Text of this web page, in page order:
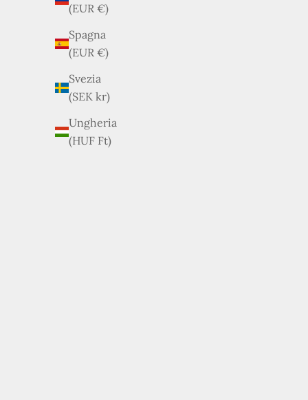
(EUR €)
Spagna
(EUR €)
Svezia
(SEK kr)
Ungheria
(HUF Ft)
Prada – Zaino grande in Re-Nylon Nero Logo Lato